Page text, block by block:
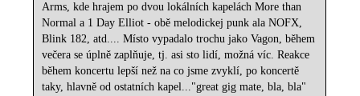
Arms, kde hrajem po dvou lokálních kapelách More than
Normal a 1 Day Elliot - obě melodickej punk ala NOFX,
Blink 182, atd.... Místo vypadalo trochu jako Vagon, během
večera se úplně zaplňuje, tj. asi sto lidí, možná víc. Reakce
během koncertu lepší než na co jsme zvyklí, po koncertě
taky, hlavně od ostatních kapel..."great gig mate, bla, bla"